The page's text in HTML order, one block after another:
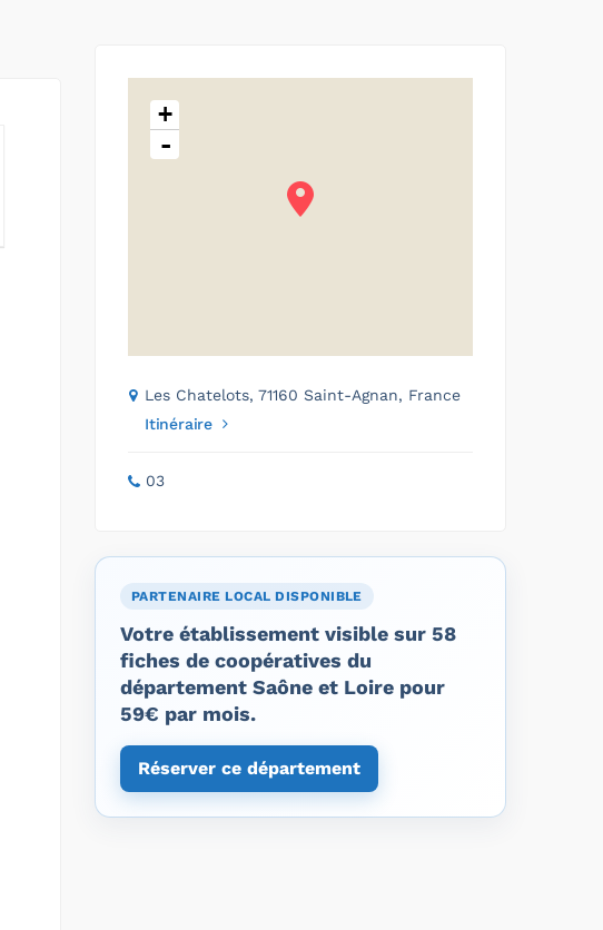
+
-
Les Chatelots, 71160 Saint-Agnan, France
Itinéraire
03
PARTENAIRE LOCAL DISPONIBLE
Votre établissement visible sur 58
fiches de coopératives du
département Saône et Loire pour
59€ par mois.
Réserver ce département